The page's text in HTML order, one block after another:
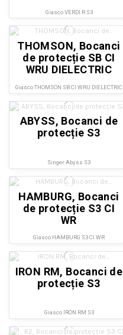
Giasco VERDI R S3
THOMSON, Bocanci
de protecție SB CI
WRU DIELECTRIC
Giasco THOMSON SB CI WRU DIELECTRIC
ABYSS, Bocanci de
protecție S3
Singer Abyss S3
HAMBURG, Bocanci
de protecție S3 CI
WR
Giasco HAMBURG S3 CI WR
IRON RM, Bocanci de
protecție S3
Giasco IRON RM S3